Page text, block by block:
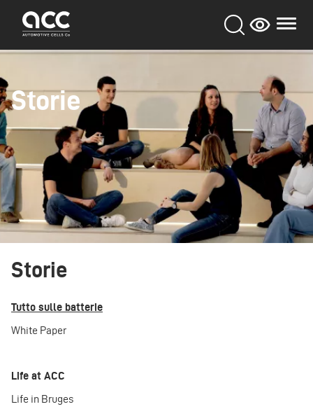
main
Storie
Storie
Tutto sulle batterie
White Paper
Life at ACC
Life in Bruges